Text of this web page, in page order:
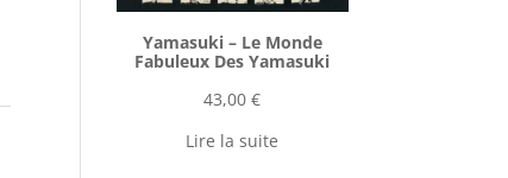
Yamasuki ‎– Le Monde
Fabuleux Des Yamasuki
43,00€
Lire la suite